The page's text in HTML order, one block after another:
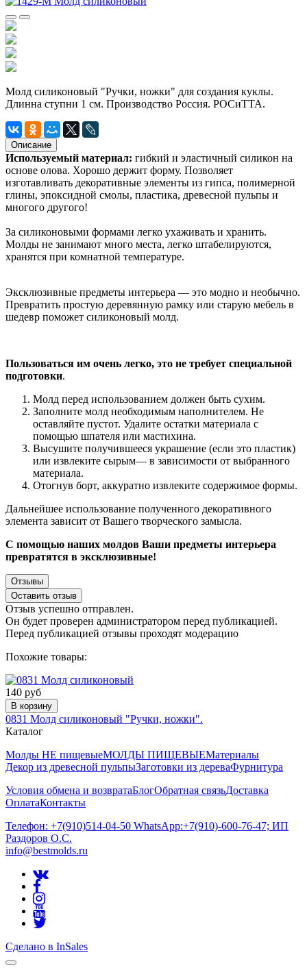
Молд силиконовый "Ручки, ножки" для создания куклы.
Длинна ступни 1 см. Производство Россия. РОСиТТА.
Описание
Используемый материал: гибкий и эластичный силикон на
основе олова. Хорошо держит форму. Позволяет
изготавливать декоративные элементы из гипса, полимерной
глины, эпоксидной смолы, пластика, древесной пульпы и
многого другого!
За силиконовыми формами легко ухаживать и хранить.
Молды не занимают много места, легко штабелируются,
хранятся при комнатной температуре.
Эксклюзивные предметы интерьера — это модно и необычно.
Превратить простую деревянную рамку или старую мебель в
шедевр поможет силиконовый молд.
Пользоваться им очень легко, это не требует специальной
подготовки.
Молд перед использованием должен быть сухим.
Заполните молд необходимым наполнителем. Не
оставляйте пустот. Удалите остатки материала с
помощью шпателя или мастихина.
Высушите получившееся украшение (если это пластик)
или извлеките сырым— в зависимости от выбранного
материала.
Отогнув борт, аккуратно извлеките содержимое формы.
Дальнейшее использование полученного декоративного
элемента зависит от Вашего творческого замысла.
С помощью наших молдов Ваши предметы интерьера
превратятся в эксклюзивные!
Отзывы
Оставить отзыв
Отзыв успешно отправлен.
Он будет проверен администратором перед публикацией.
Перед публикацией отзывы проходят модерацию
Похожие товары:
140 руб
В корзину
0831 Молд силиконовый "Ручки, ножки".
Каталог
Молды НЕ пищевыеМОЛДЫ ПИЩЕВЫЕМатериалы
Декор из древесной пульпыЗаготовки из дереваФурнитура
Условия обмена и возвратаБлогОбратная связьДоставка
ОплатаКонтакты
Телефон: +7(910)514-04-50 WhatsApp:+7(910)-600-76-47; ИП
Раздоров О.С.
info@bestmolds.ru
Сделано в InSales